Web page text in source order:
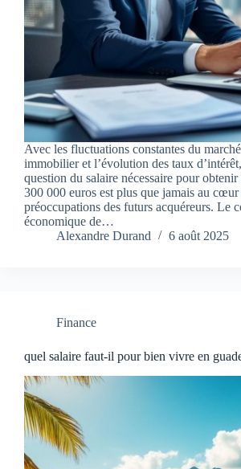
Avec les fluctuations constantes du marché
immobilier et l’évolution des taux
question du salaire nécessaire pour
300 000 euros est plus que jamais au cœur
préoccupations des futurs acquéreurs. Le
économique de…
Alexandre Durand
6 août 2025
Finance
quel salaire faut-il pour bien vivre en